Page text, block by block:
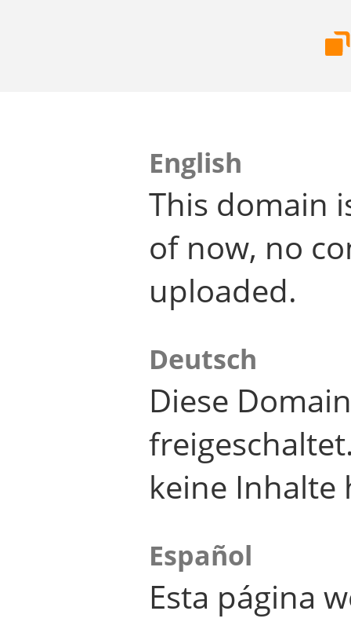
English
This domain
of now, no
uploaded.
Deutsch
Diese
keine Inhalte
Español
Esta página